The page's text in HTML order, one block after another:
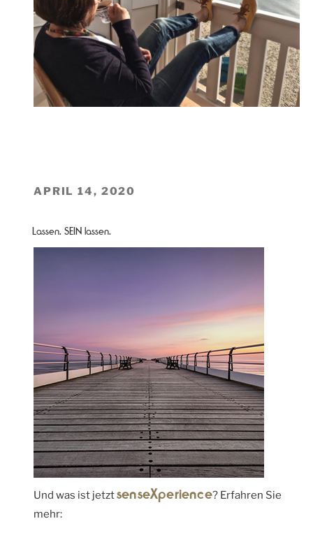
VERÖFFENTLICHT
APRIL 14, 2020
Lassen. SEIN lassen.
Und was ist jetztsenseXperience? Erfahren Sie
mehr: